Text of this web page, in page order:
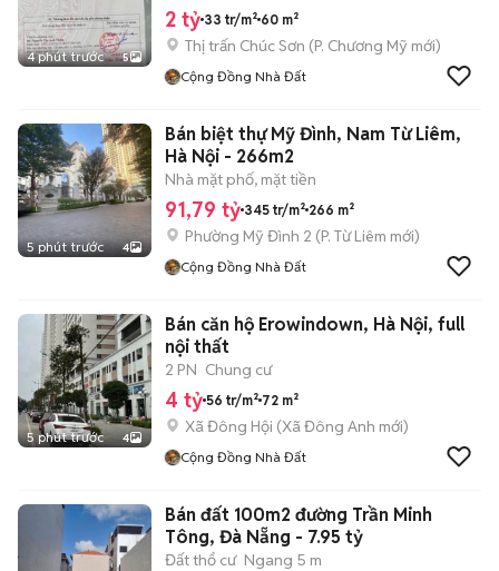
4 phút trước 5
2 tỷ 33 tr/m² 60 m²
Thị trấn Chúc Sơn (P. Chương Mỹ mới)
Cộng Đồng Nhà Đất
5 phút trước 4
Bán biệt thự Mỹ Đình, Nam Từ Liêm,
Hà Nội - 266m2
Nhà mặt phố, mặt tiền
91,79 tỷ 345 tr/m² 266 m²
Phường Mỹ Đình 2 (P. Từ Liêm mới)
Cộng Đồng Nhà Đất
5 phút trước 4
Bán căn hộ Erowindown, Hà Nội, full
nội thất
2 PN Chung cư
4 tỷ 56 tr/m² 72 m²
Xã Đông Hội (Xã Đông Anh mới)
Cộng Đồng Nhà Đất
Bán đất 100m2 đường Trần Minh
Tông, Đà Nẵng - 7.95 tỷ
Đất thổ cư Ngang 5 m